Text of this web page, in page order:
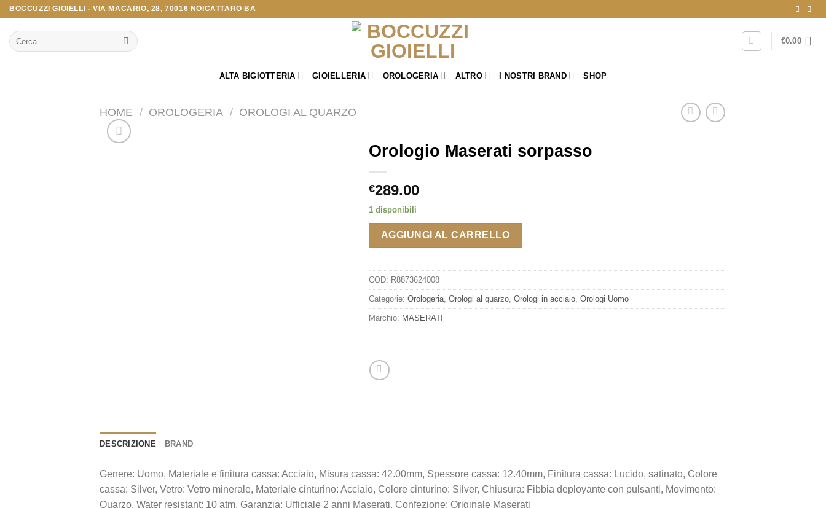
Salta
contenuti
BOCCUZZI GIOIELLI - VIA MACARIO, 28, 70016 NOICATTARO BA
Cerca:
€0.00
ALTA BIGIOTTERIA GIOIELLERIA OROLOGERIA ALTRO I NOSTRI BRAND SHOP
HOME / OROLOGERIA / OROLOGI AL QUARZO
Orologio Maserati sorpasso
€289.00
1 disponibili
AGGIUNGI AL CARRELLO
COD: R8873624008
Categorie: Orologeria, Orologi al quarzo, Orologi in acciaio, Orologi Uomo
Marchio: MASERATI
DESCRIZIONE BRAND
Genere: Uomo, Materiale e finitura cassa: Acciaio, Misura cassa: 42.00mm, Spessore cassa: 12.40mm, Finitura cassa: Lucido, satinato, Colore
cassa: Silver, Vetro: Vetro minerale, Materiale cinturino: Acciaio, Colore cinturino: Silver, Chiusura: Fibbia deployante con pulsanti, Movimento:
Quarzo, Water resistant: 10 atm, Garanzia: Ufficiale 2 anni Maserati, Confezione: Originale Maserati